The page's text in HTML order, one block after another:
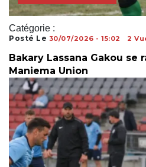
Catégorie :
Posté Le 30/07/2026 - 15:02 2
Bakary Lassana Gakou se
Maniema Union